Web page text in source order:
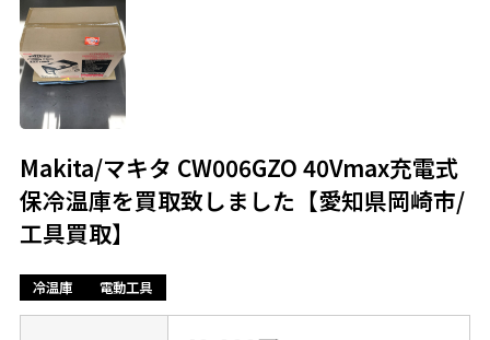
Makita/マキタ CW006GZO 40Vmax充電式
保冷温庫を買取致しました【愛知県岡崎市/
工具買取】
冷温庫 電動工具